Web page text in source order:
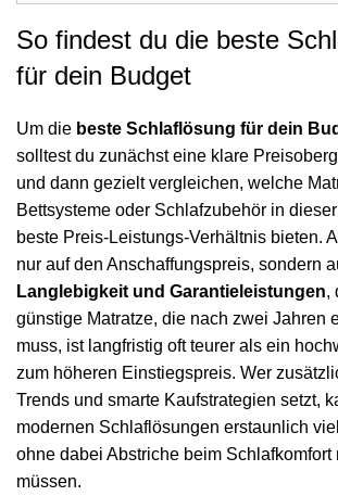
So findest du die beste
für dein Budget
Um die beste Schlaflösung für dein
solltest du zunächst eine klare
und dann gezielt vergleichen, welche
Bettsysteme oder Schlafzubehör in
beste Preis-Leistungs-Verhältnis bieten.
nur auf den Anschaffungspreis, sondern
Langlebigkeit und Garantieleistungen,
günstige Matratze, die nach zwei Jahren
muss, ist langfristig oft teurer als ein
zum höheren Einstiegspreis. Wer
Trends und smarte Kaufstrategien setzt,
modernen Schlaflösungen erstaunlich
ohne dabei Abstriche beim Schlafkomfort
müssen.